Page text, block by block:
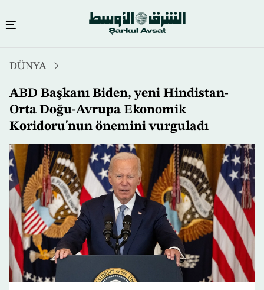
içeriğe
atla
DÜNYA
ABD Başkanı Biden, yeni Hindistan-
Orta Doğu-Avrupa Ekonomik
Koridoru'nun önemini vurguladı